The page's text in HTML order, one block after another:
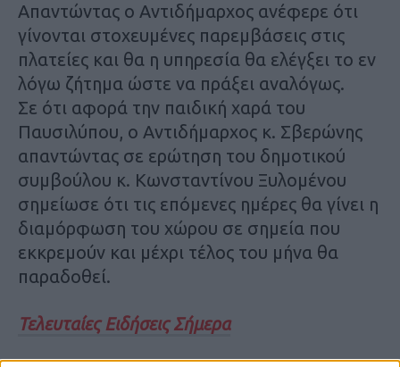
Απαντώντας ο Αντιδήμαρχος ανέφερε ότι
γίνονται στοχευμένες παρεμβάσεις στις
πλατείες και θα η υπηρεσία θα ελέγξει το εν
λόγω ζήτημα ώστε να πράξει αναλόγως.
Σε ότι αφορά την παιδική χαρά του
Παυσιλύπου, ο Αντιδήμαρχος κ. Σβερώνης
απαντώντας σε ερώτηση του δημοτικού
συμβούλου κ. Κωνσταντίνου Ξυλομένου
σημείωσε ότι τις επόμενες ημέρες θα γίνει η
διαμόρφωση του χώρου σε σημεία που
εκκρεμούν και μέχρι τέλος του μήνα θα
παραδοθεί.
Τελευταίες Ειδήσεις Σήμερα